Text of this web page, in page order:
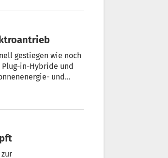
gestiegen wie noch
Plug-in-Hybride und
und